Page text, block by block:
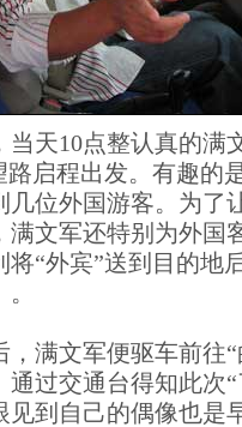
天10点整认真的满
路启程出发。有趣的
几位外国游客。为了
满文军还特别为外国
“外宾”送到目的地
满文军便驱车前往“
过交通台得知此次
见到自己的偶像也是